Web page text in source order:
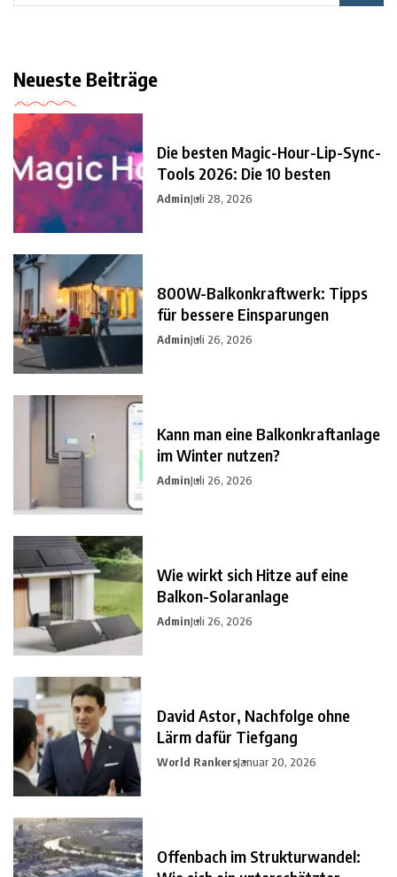
Neueste Beiträge
Die besten Magic-Hour-Lip-Sync-
Tools 2026: Die 10 besten
AdminJuli 28, 2026
800W-Balkonkraftwerk: Tipps
für bessere Einsparungen
AdminJuli 26, 2026
Kann man eine Balkonkraftanlage
im Winter nutzen?
AdminJuli 26, 2026
Wie wirkt sich Hitze auf eine
Balkon-Solaranlage
AdminJuli 26, 2026
David Astor, Nachfolge ohne
Lärm dafür Tiefgang
World RankersJanuar 20, 2026
Offenbach im Strukturwandel: